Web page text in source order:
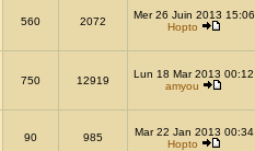
560 2072
Mer 26 Juin 2013 15:06
Hopto
750 12919
Lun 18 Mar 2013 00:12
amyou
90 985
Mar 22 Jan 2013 00:34
Hopto